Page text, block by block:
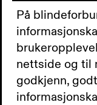
Episode
I denne
Bjørnson
På
nettside og til
godkjenn,